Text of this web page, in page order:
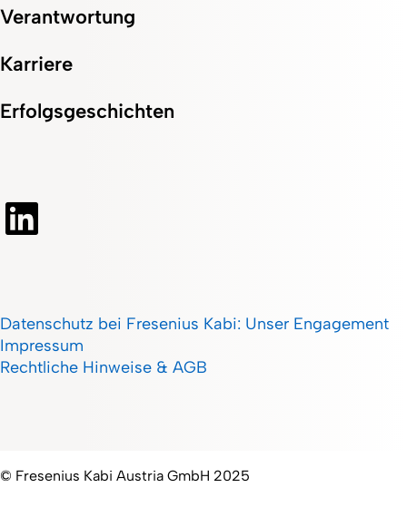
Verantwortung
Karriere
Erfolgsgeschichten
Datenschutz bei Fresenius Kabi: Unser Engagement
Impressum
Rechtliche Hinweise & AGB
© Fresenius Kabi Austria GmbH 2025